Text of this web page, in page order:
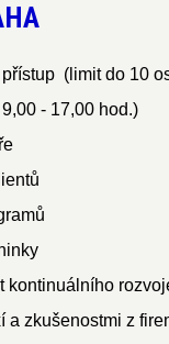
(limit do 10
- 17,00 hod.)
kontinuálního
a zkušenostmi z